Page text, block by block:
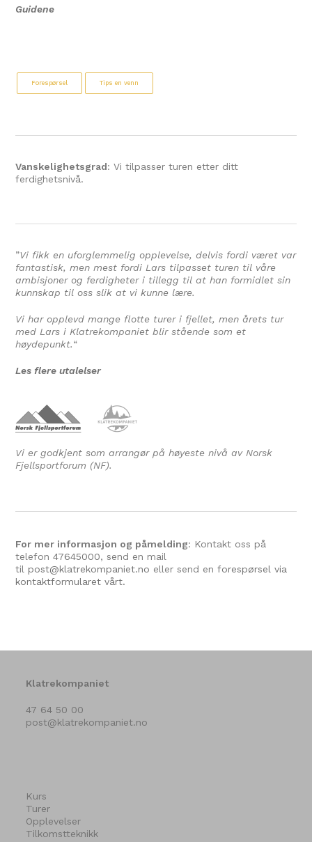
Guidene
Forespørsel Tips en venn
Vanskelighetsgrad: Vi tilpasser turen etter ditt
ferdighetsnivå.
”Vi fikk en uforglemmelig opplevelse, delvis fordi været var
fantastisk, men mest fordi Lars tilpasset turen til våre
ambisjoner og ferdigheter i tillegg til at han formidlet sin
kunnskap til oss slik at vi kunne lære.
Vi har opplevd mange flotte turer i fjellet, men årets tur
med Lars i Klatrekompaniet blir stående som et
høydepunkt.“
Les flere utalelser
Vi er godkjent som arrangør på høyeste nivå av Norsk
Fjellsportforum (NF).
For mer informasjon og påmelding: Kontakt oss på
telefon47645000, send en mail
til post@klatrekompaniet.no eller send enforespørsel via
kontaktformularet vårt.
Klatrekompaniet
47 64 50 00
post@klatrekompaniet.no
Kurs
Turer
Opplevelser
Tilkomstteknikk